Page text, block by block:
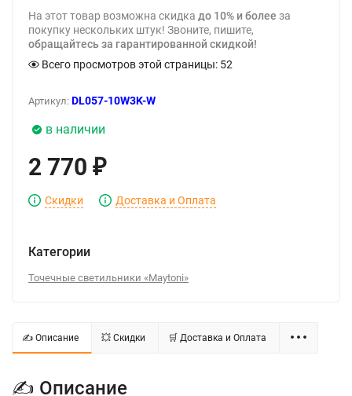
На этот товар возможна скидка до 10% и более за
покупку нескольких штук! Звоните, пишите,
обращайтесь за гарантированной скидкой!
Всего просмотров этой страницы: 52
Артикул: DL057-10W3K-W
в наличии
2 770 ₽
Скидки Доставка и Оплата
Категории
Точечные светильники «Maytoni»
✍ Описание 💥 Скидки 🛒 Доставка и Оплата
✍ Описание